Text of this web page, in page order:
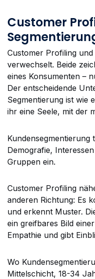
Customer
Customer Profiling
verwechselt. Beide
eines Konsumenten –
Der entscheidende
Segmentierung ist wie
ihr eine Seele, mit der
Kundensegmentierung
Demografie,
Gruppen ein.
Customer Profiling
anderen Richtung: Es
und erkennt Muster.
ein greifbares Bild
Empathie und gibt
Wo
Mittelschicht, 18-34